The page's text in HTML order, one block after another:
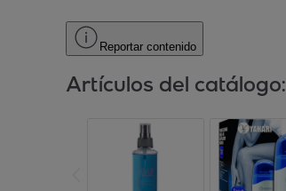
Reportar contenido
Artículos del catálogo: